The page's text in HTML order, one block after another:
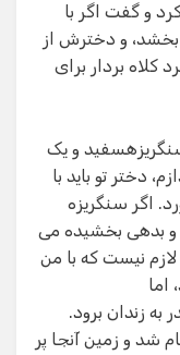
و گفت اگر با
بخشد، و دخترش از
کلاه بردار برای
و یک
دختر تو باید با
اگر سنگریزه
و بدهی بخشیده می
نیست که با من
اما
به زندان برود.
شد و زمین آنجا پر